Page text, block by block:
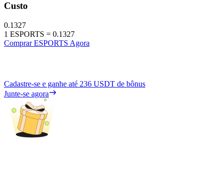
Custo
0.1327
1 ESPORTS = 0.1327
Comprar ESPORTS Agora
Cadastre-se e ganhe até 236 USDT de bônus
Junte-se agora